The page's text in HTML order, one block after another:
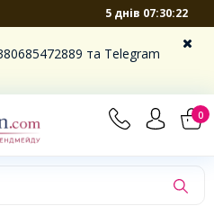
5 днів 07:30:22
та Telegram
0
×